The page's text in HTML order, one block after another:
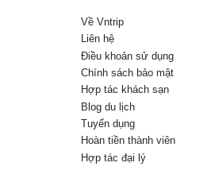
Về Vntrip
Liên hệ
Điều khoản sử dụng
Chính sách bảo mật
Hợp tác khách sạn
Blog du lịch
Tuyển dụng
Hoàn tiền thành viên
Hợp tác đại lý